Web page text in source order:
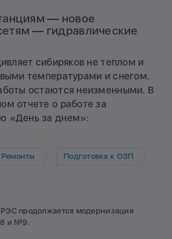
— новое
— гидравлические
сибиряков не теплом и
температурами и снегом.
остаются неизменными. В
отчете о работе за
«День за днем»:
Ремонты Подготовка к ОЗП
продолжается модернизация
8 и №9.